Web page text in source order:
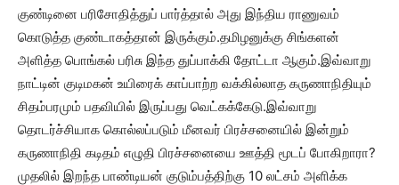
குண்டினை பரிசோதித்துப் பார்த்தால் அது இந்திய ராணுவம்
கொடுத்த குண்டாகத்தான் இருக்கும்.தமிழனுக்கு சிங்களன்
அளித்த பொங்கல் பரிசு இந்த துப்பாக்கி தோட்டா ஆகும்.இவ்வாறு
நாட்டின் குடிமகன் உயிரைக் காப்பாற்ற வக்கில்லாத கருணாநிதியும்
சிதம்பரமும் பதவியில் இருப்பது வெட்கக்கேடு.இவ்வாறு
தொடர்ச்சியாக கொல்லப்படும் மீனவர் பிரச்சனையில் இன்றும்
கருணாநிதி கடிதம் எழுதி பிரச்சனையை ஊத்தி மூடப் போகிறாரா?
முதலில் இறந்த பாண்டியன் குடும்பத்திற்கு 10 லட்சம் அளிக்க